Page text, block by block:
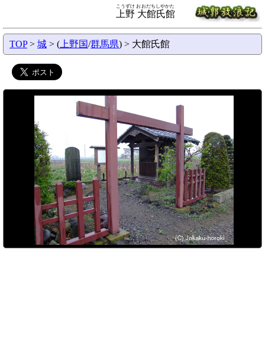
上野 大館氏館
こうずけ おおだちしやかた
TOP> 城 > ( 上野国/群馬県) > 大館氏館